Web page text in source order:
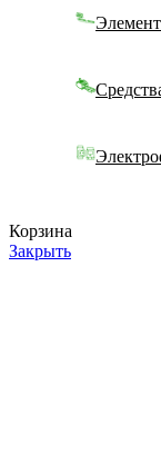
Корзина
Закрыть